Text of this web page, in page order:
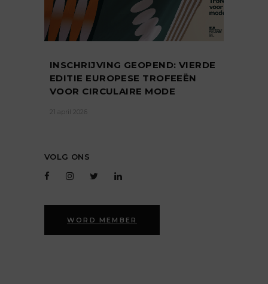
INSCHRIJVING GEOPEND: VIERDE
EDITIE EUROPESE TROFEEËN
VOOR CIRCULAIRE MODE
21 april 2026
VOLG ONS
WORD MEMBER